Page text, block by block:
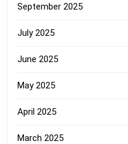
September 2025
July 2025
June 2025
May 2025
April 2025
March 2025